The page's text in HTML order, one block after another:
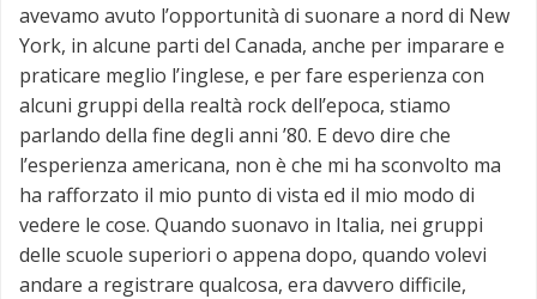
avevamo avuto l’opportunità di suonare a nord di New
York, in alcune parti del Canada, anche per imparare e
praticare meglio l’inglese, e per fare esperienza con
alcuni gruppi della realtà rock dell’epoca, stiamo
parlando della fine degli anni ’80. E devo dire che
l’esperienza americana, non è che mi ha sconvolto ma
ha rafforzato il mio punto di vista ed il mio modo di
vedere le cose. Quando suonavo in Italia, nei gruppi
delle scuole superiori o appena dopo, quando volevi
andare a registrare qualcosa, era davvero difficile,